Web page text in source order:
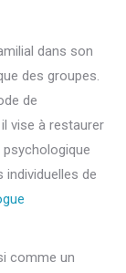
dans son
des groupes.
de
vise à restaurer
psychologique
de
comme un